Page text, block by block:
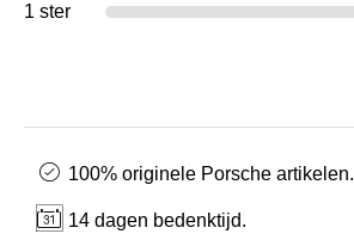
1 ster
100% originele Porsche artikelen.
14 dagen bedenktijd.